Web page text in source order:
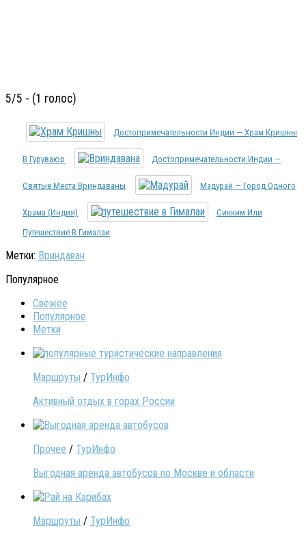
5/5 - (1 голос)
Достопримечательности Индии — Храм Кришны
В Гуруваюр Достопримечательности Индии —
Святые Места Вриндаваны Мадурай — Город Одного
Храма (Индия)
Сикким Или
Путешествие В Гималаи
Метки: Вриндаван
Популярное
Свежее
Популярное
Метки
Маршруты / ТурИнфо
Активный отдых в горах России
Прочее / ТурИнфо
Выгодная аренда автобусов по Москве и области
Маршруты / ТурИнфо